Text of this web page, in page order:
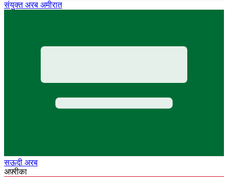
संयुक्त अरब अमीरात
सऊदी अरब
अफ़्रीका